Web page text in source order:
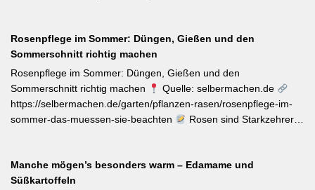
bayerische Gärtnereien erhältlich. Wer auf regional empfohlene
Pflanzen setzen möchte, liegt mit diesen beiden Sorten für Balkon
und Nutzgarten genau richtig.
hier. Weiterlesen bei MDR-Garten
Rosenpflege im Sommer: Düngen, Gießen und den
Sommerschnitt richtig machen
Rosenpflege im Sommer: Düngen, Gießen und den
Sommerschnitt richtig machen
Quelle: selbermachen.de
https://selbermachen.de/garten/pflanzen-rasen/rosenpflege-im-
sommer-das-muessen-sie-beachten
Rosen sind Starkzehrer –
bis Mitte Juli abgeschlossen sein, damit sich die Pflanzen auf die
Überwinterung vorbereiten können. Der entscheidende Tipp für
Manche mögen’s besonders warm – Edamame und
Süßkartoffeln